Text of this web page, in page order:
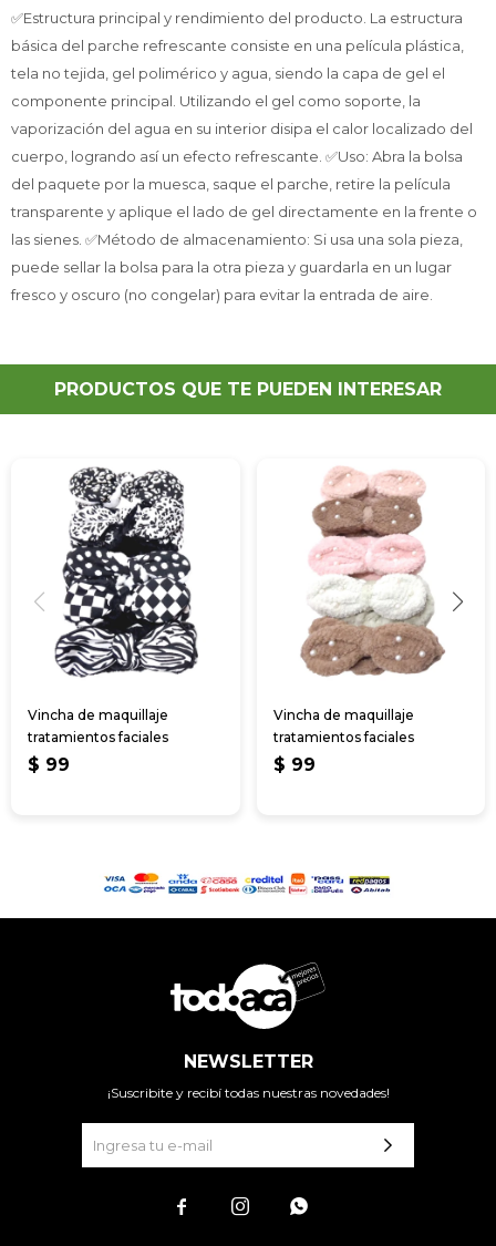
✅Estructura principal y rendimiento del producto. La estructura
básica del parche refrescante consiste en una película plástica,
tela no tejida, gel polimérico y agua, siendo la capa de gel el
componente principal. Utilizando el gel como soporte, la
vaporización del agua en su interior disipa el calor localizado del
cuerpo, logrando así un efecto refrescante. ✅Uso: Abra la bolsa
del paquete por la muesca, saque el parche, retire la película
transparente y aplique el lado de gel directamente en la frente o
las sienes. ✅Método de almacenamiento: Si usa una sola pieza,
puede sellar la bolsa para la otra pieza y guardarla en un lugar
fresco y oscuro (no congelar) para evitar la entrada de aire.
PRODUCTOS QUE TE PUEDEN INTERESAR
Vincha de maquillaje
tratamientos faciales
$ 99
Vincha de maquillaje
tratamientos faciales
$ 99
NEWSLETTER
¡Suscribite y recibí todas nuestras novedades!
  